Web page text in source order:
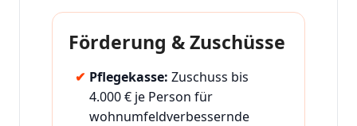
Förderung & Zuschüsse
Pflegekasse: Zuschuss bis
4.000 € je Person für
wohnumfeldverbessernde